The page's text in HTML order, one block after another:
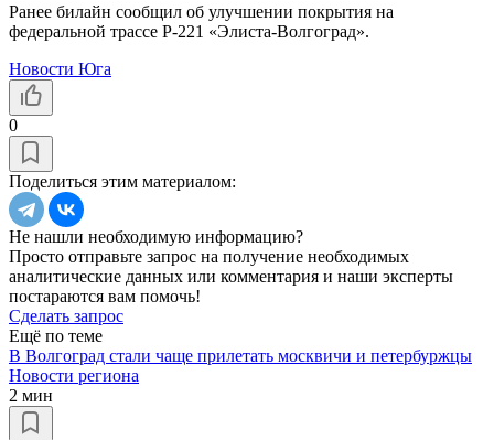
Ранее билайн сообщил об улучшении покрытия на
федеральной трассе Р-221 «Элиста-Волгоград».
Новости Юга
0
Поделиться этим материалом:
Не нашли необходимую информацию?
Просто отправьте запрос на получение необходимых
аналитические данных или комментария и наши эксперты
постараются вам помочь!
Сделать запрос
Ещё по теме
В Волгоград стали чаще прилетать москвичи и петербуржцы
Новости региона
2 мин